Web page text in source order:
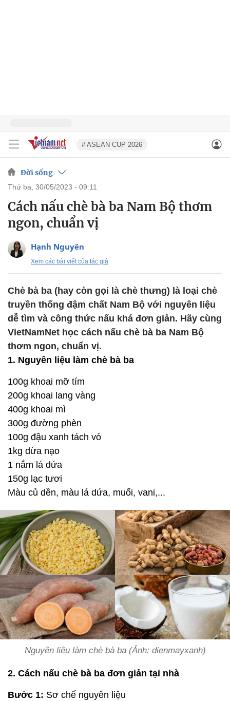
# ASEAN CUP 2026
Đời sống
thứ ba, 30/05/2023 - 09:11
Cách nấu chè bà ba Nam Bộ thơm
ngon, chuẩn vị
Hạnh Nguyên
Xem các bài viết của tác giả
Chè bà ba (hay còn gọi là chè thưng) là loại chè
truyền thống đậm chất Nam Bộ với nguyên liệu
dễ tìm và công thức nấu khá đơn giản. Hãy cùng
VietNamNet học cách nấu chè bà ba Nam Bộ
thơm ngon, chuẩn vị.
1. Nguyên liệu làm chè bà ba
100g khoai mỡ tím
200g khoai lang vàng
400g khoai mì
300g đường phèn
100g đậu xanh tách vỏ
1kg dừa nạo
1 nắm lá dứa
150g lạc tươi
Màu củ dền, màu lá dứa, muối, vani,...
Nguyên liệu làm chè bà ba (Ảnh: dienmayxanh)
2. Cách nấu chè bà ba đơn giản tại nhà
Bước 1: Sơ chế nguyên liệu